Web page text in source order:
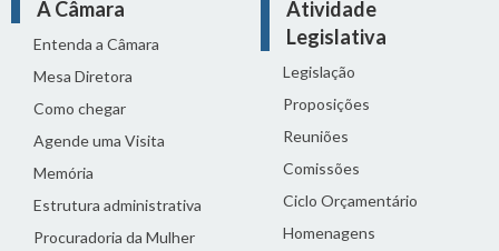
A Câmara
Entenda a Câmara
Mesa Diretora
Como chegar
Agende uma Visita
Memória
Estrutura administrativa
Procuradoria da Mulher
Atividade
Legislativa
Legislação
Proposições
Reuniões
Comissões
Ciclo Orçamentário
Homenagens